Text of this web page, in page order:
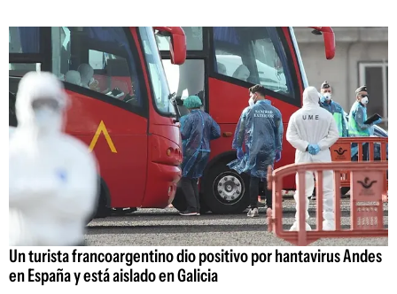
Un turista francoargentino dio positivo por hantavirus Andes
en España y está aislado en Galicia